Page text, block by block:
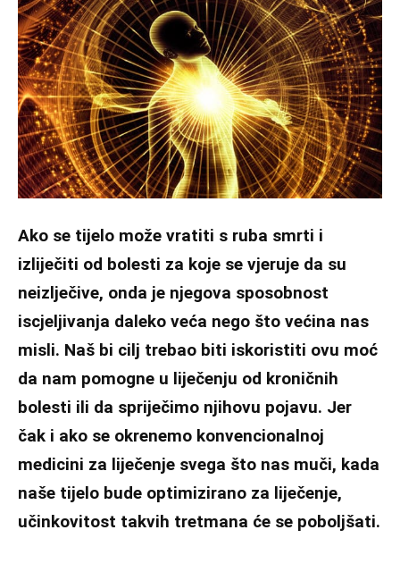
Ako se tijelo može vratiti s ruba smrti i
izliječiti od bolesti za koje se vjeruje da su
neizlječive, onda je njegova sposobnost
iscjeljivanja daleko veća nego što većina nas
misli. Naš bi cilj trebao biti iskoristiti ovu moć
da nam pomogne u liječenju od kroničnih
bolesti ili da spriječimo njihovu pojavu. Jer
čak i ako se okrenemo konvencionalnoj
medicini za liječenje svega što nas muči, kada
naše tijelo bude optimizirano za liječenje,
učinkovitost takvih tretmana će se poboljšati.